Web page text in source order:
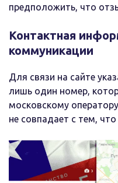
предположить, что
Контактная
коммуникации
Для связи на сайте
лишь один номер,
московскому
не совпадает с тем,